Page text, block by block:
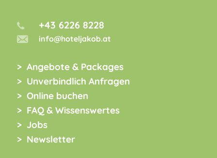
+43 6226 8228
info@hoteljakob.at
Angebote & Packages
Unverbindlich Anfragen
Online buchen
FAQ & Wissenswertes
Jobs
Newsletter